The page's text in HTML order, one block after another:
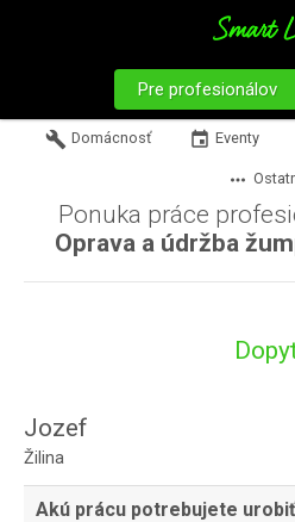
Pre profesionálov
build Domácnosť event Eventy
more_horiz
Ponuka práce
Oprava a údržba
Jozef
Žilina
Akú prácu potrebujete